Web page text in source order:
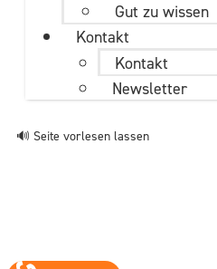
Gut zu wissen
Kontakt
Kontakt
Newsletter
🔊 Seite vorlesen lassen